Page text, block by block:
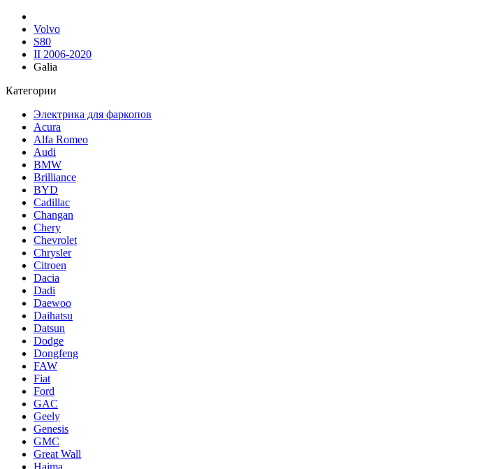
Volvo
S80
II 2006-2020
Galia
Категории
Электрика для фаркопов
Acura
Alfa Romeo
Audi
BMW
Brilliance
BYD
Cadillac
Changan
Chery
Chevrolet
Chrysler
Citroen
Dacia
Dadi
Daewoo
Daihatsu
Datsun
Dodge
Dongfeng
FAW
Fiat
Ford
GAC
Geely
Genesis
GMC
Great Wall